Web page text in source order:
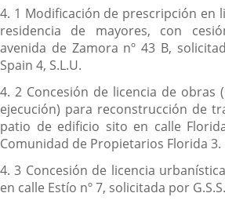
4. 1 Modificación de prescripción en
residencia de mayores, con
avenida de Zamora nº 43 B,
Spain 4, S.L.U.
4. 2 Concesión de licencia de obras
ejecución) para reconstrucción de
patio de edificio sito en calle
Comunidad de Propietarios Florida 3.
4. 3 Concesión de licencia
en calle Estío nº 7, solicitada por G.S.S.